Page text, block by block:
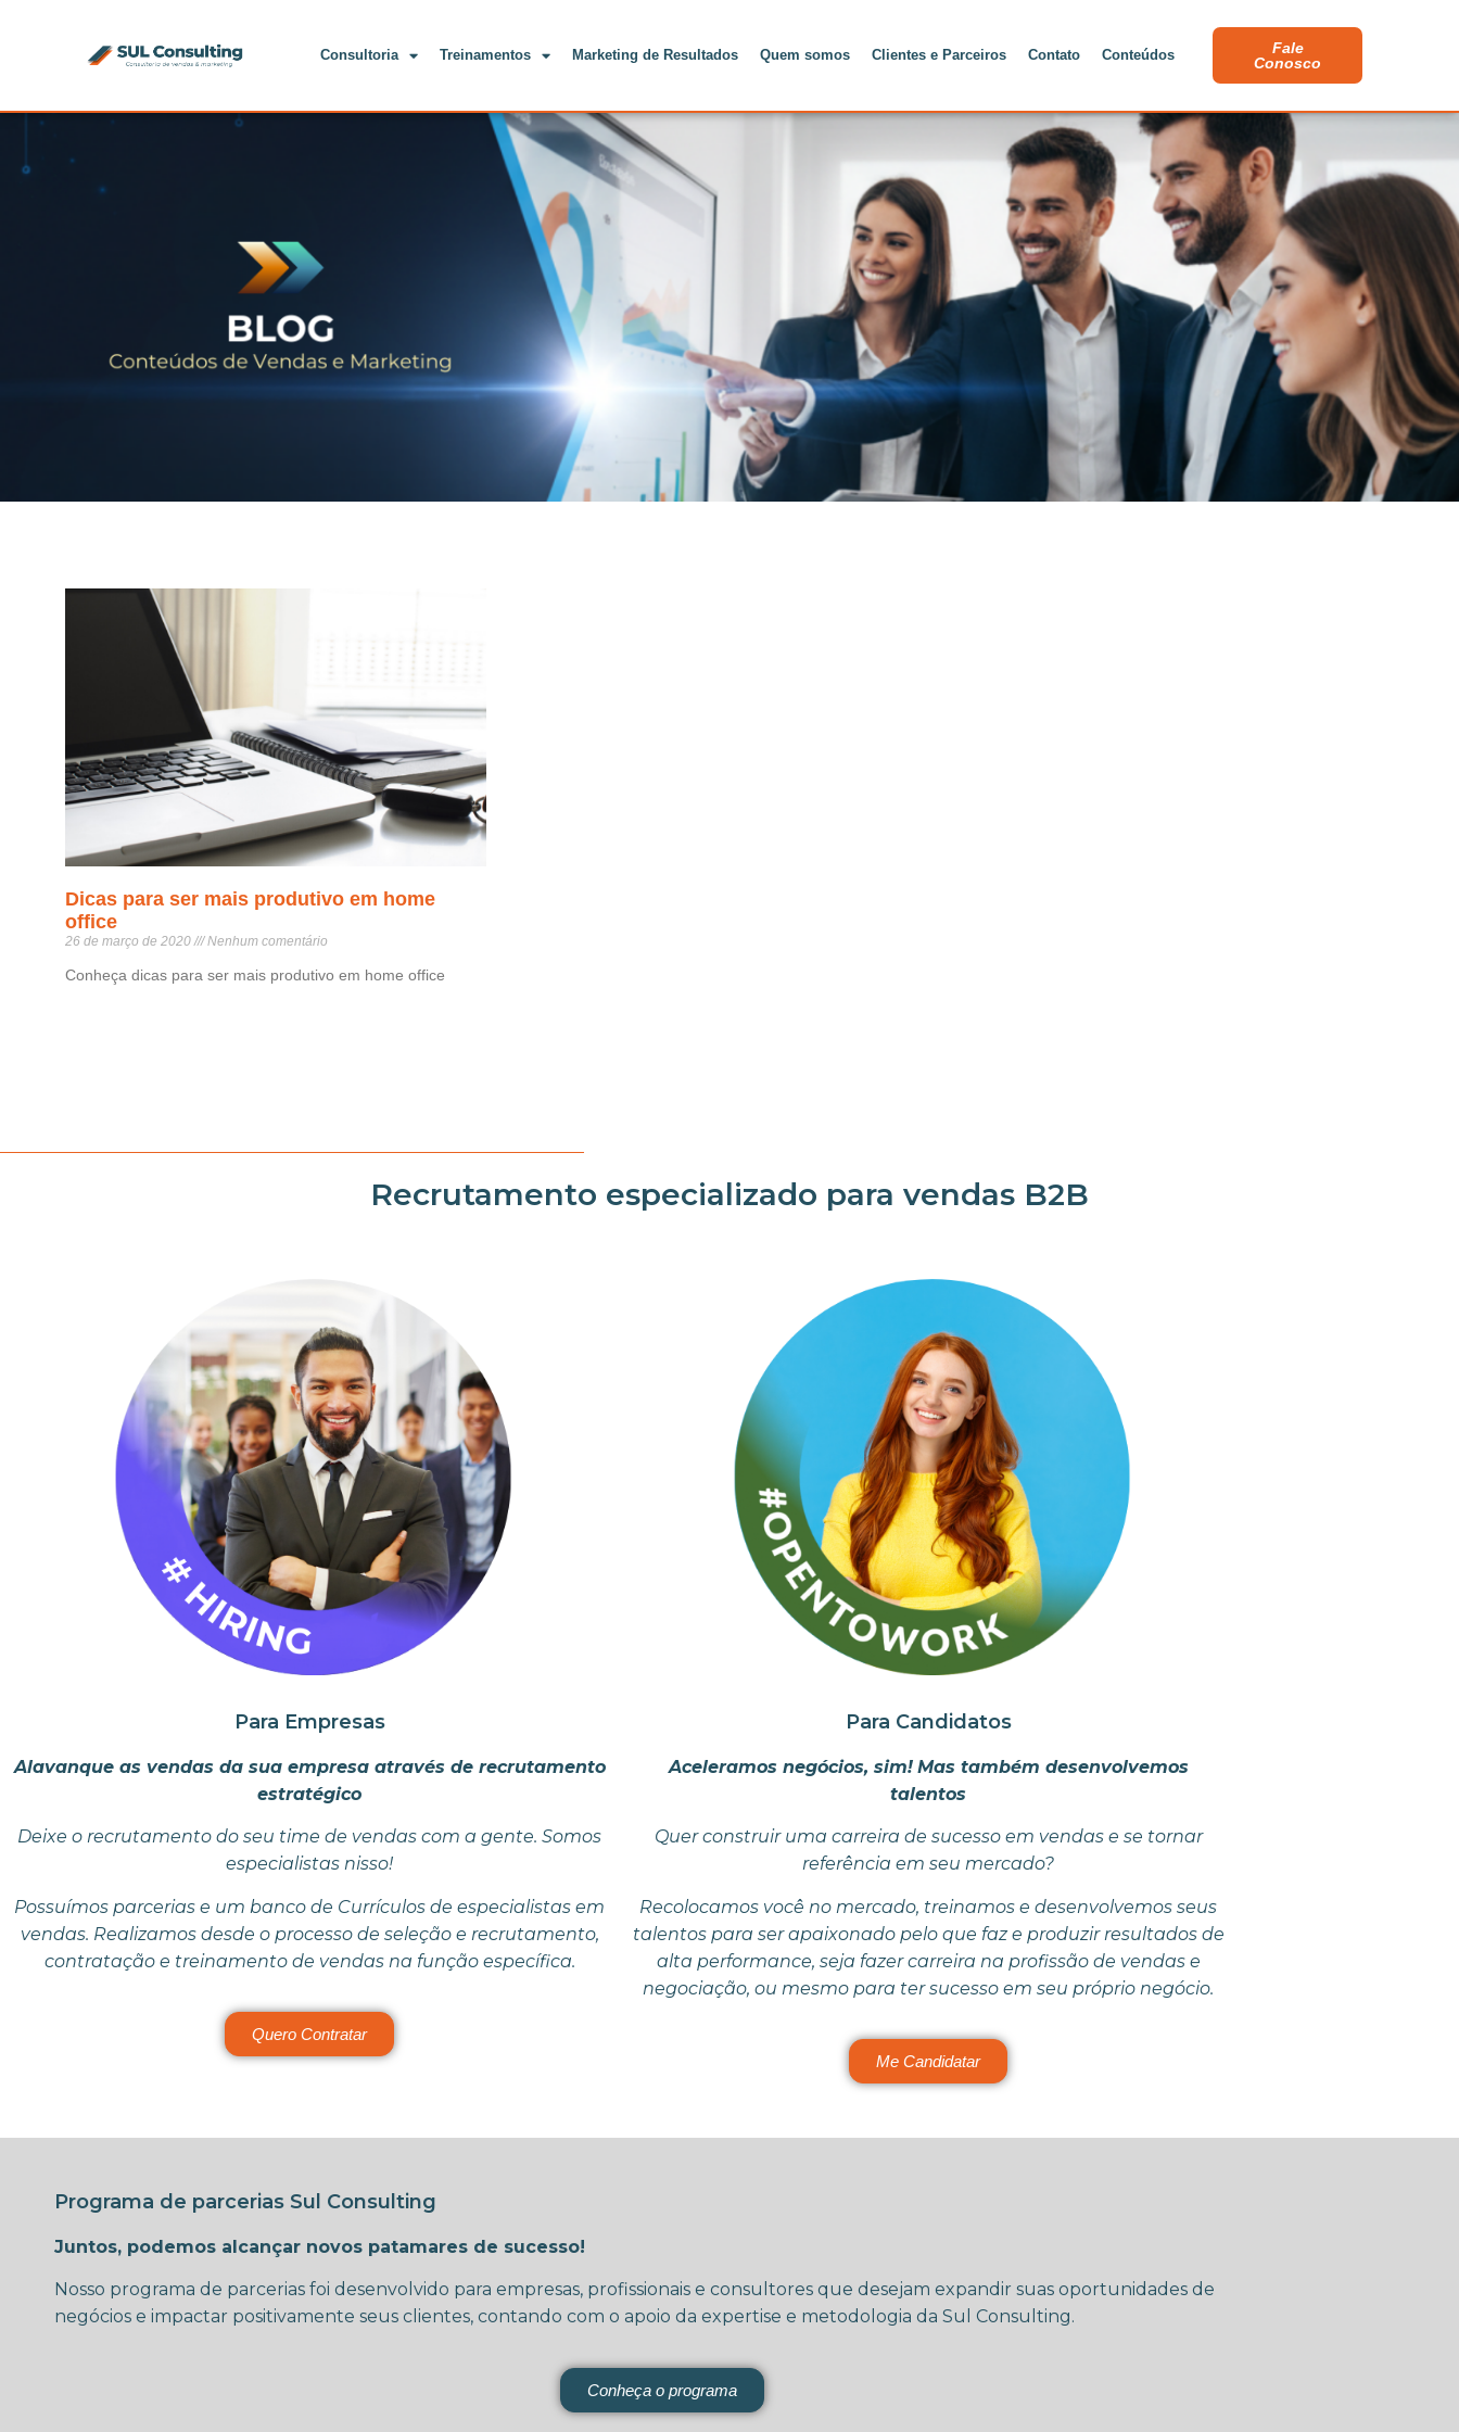
Consultoria Treinamentos Marketing de Resultados Quem somos Clientes e Parceiros Contato Conteúdos
Fale
Conosco
Dicas para ser mais produtivo em home
office
26 de março de 2020 Nenhum comentário
Conheça dicas para ser mais produtivo em home office
Recrutamento especializado para vendas B2B
Para Empresas
Alavanque as vendas da sua empresa através de recrutamento
estratégico
Deixe o recrutamento do seu time de vendas com a gente. Somos
especialistas nisso!
Possuímos parcerias e um banco de Currículos de especialistas em
vendas. Realizamos desde o processo de seleção e recrutamento,
contratação e treinamento de vendas na função específica.
Quero Contratar
Para Candidatos
Aceleramos negócios, sim! Mas também desenvolvemos
talentos
Quer construir uma carreira de sucesso em vendas e se tornar
referência em seu mercado?
Recolocamos você no mercado, treinamos e desenvolvemos seus
talentos para ser apaixonado pelo que faz e produzir resultados de
alta performance, seja fazer carreira na profissão de vendas e
negociação, ou mesmo para ter sucesso em seu próprio negócio.
Me Candidatar
Programa de parcerias Sul Consulting
Juntos, podemos alcançar novos patamares de sucesso!
Nosso programa de parcerias foi desenvolvido para empresas, profissionais e consultores que desejam expandir suas oportunidades de
negócios e impactar positivamente seus clientes, contando com o apoio da expertise e metodologia da Sul Consulting.
Conheça o programa